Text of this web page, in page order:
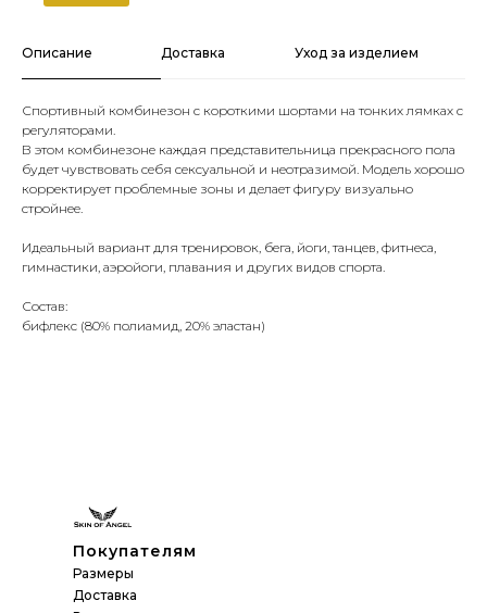
Описание Доставка Уход за изделием
Спортивный комбинезон с короткими шортами на тонких лямках с
регуляторами.
В этом комбинезоне каждая представительница прекрасного пола
будет чувствовать себя сексуальной и неотразимой. Модель хорошо
корректирует проблемные зоны и делает фигуру визуально
стройнее.
Идеальный вариант для тренировок, бега, йоги, танцев, фитнеса,
гимнастики, аэройоги, плавания и других видов спорта.
Состав:
бифлекс (80% полиамид, 20% эластан)
Покупателям
Размеры
Доставка